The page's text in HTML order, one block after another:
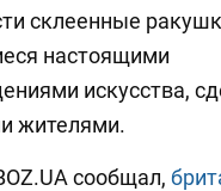
склеенные
настоящими
искусства,
жителями.
сообщал,